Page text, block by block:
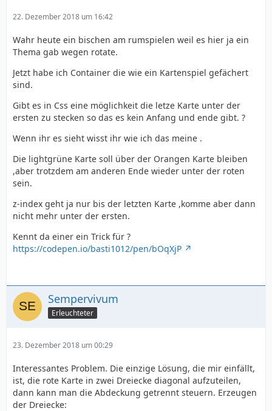
22. Dezember 2018 um 16:42
Wahr heute ein bischen am rumspielen weil es hier ja ein
Thema gab wegen rotate.
Jetzt habe ich Container die wie ein Kartenspiel gefächert
sind.
Gibt es in Css eine möglichkeit die letze Karte unter der
ersten zu stecken so das es kein Anfang und ende gibt. ?
Wenn ihr es sieht wisst ihr wie ich das meine .
Die lightgrüne Karte soll über der Orangen Karte bleiben
,aber trotzdem am anderen Ende wieder unter der roten
sein.
z-index geht ja nur bis der letzten Karte ,komme aber dann
nicht mehr unter der ersten.
Kennt da einer ein Trick für ?
https://codepen.io/basti1012/pen/bOqXjP
Sempervivum
Erleuchteter
23. Dezember 2018 um 00:29
Interessantes Problem. Die einzige Lösung, die mir einfällt,
ist, die rote Karte in zwei Dreiecke diagonal aufzuteilen,
dann kann man die Abdeckung getrennt steuern. Erzeugen
der Dreiecke: